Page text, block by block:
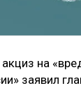
на
заявил